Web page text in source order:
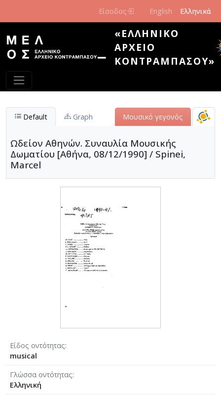
Είσοδος English Ελληνικά
«ΕΛΛΗΝΙΚΌ
ΑΡΧΕΊΟ
ΚΟΝΤΡΑΜΠΆΣΟΥ»
Default Graph Μουσικό γεγονός
Ωδείον Αθηνών. Συναυλία Μουσικής
Δωματίου [Αθήνα, 08/12/1990] / Spinei,
Marcel
Είδος οντότητας
musical
Γλώσσα οντότητας
Ελληνική